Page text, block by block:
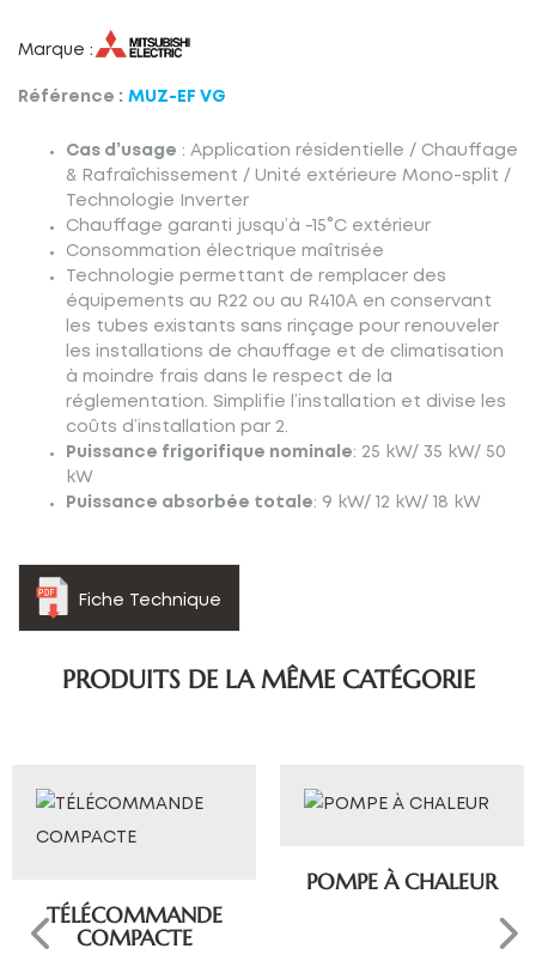
Marque :
Référence : MUZ-EF VG
Cas d’usage : Application résidentielle / Chauffage
& Rafraîchissement / Unité extérieure Mono-split /
Technologie Inverter
Chauffage garanti jusqu’à -15°C extérieur
Consommation électrique maîtrisée
Technologie permettant de remplacer des
équipements au R22 ou au R410A en conservant
les tubes existants sans rinçage pour renouveler
les installations de chauffage et de climatisation
à moindre frais dans le respect de la
réglementation. Simplifie l’installation et divise les
coûts d’installation par 2.
Puissance frigorifique nominale: 25 kW/ 35 kW/ 50
kW
Puissance absorbée totale: 9 kW/ 12 kW/ 18 kW
Fiche Technique
PRODUITS DE LA MÊME CATÉGORIE
TÉLÉCOMMANDE
COMPACTE
POMPE À CHALEUR